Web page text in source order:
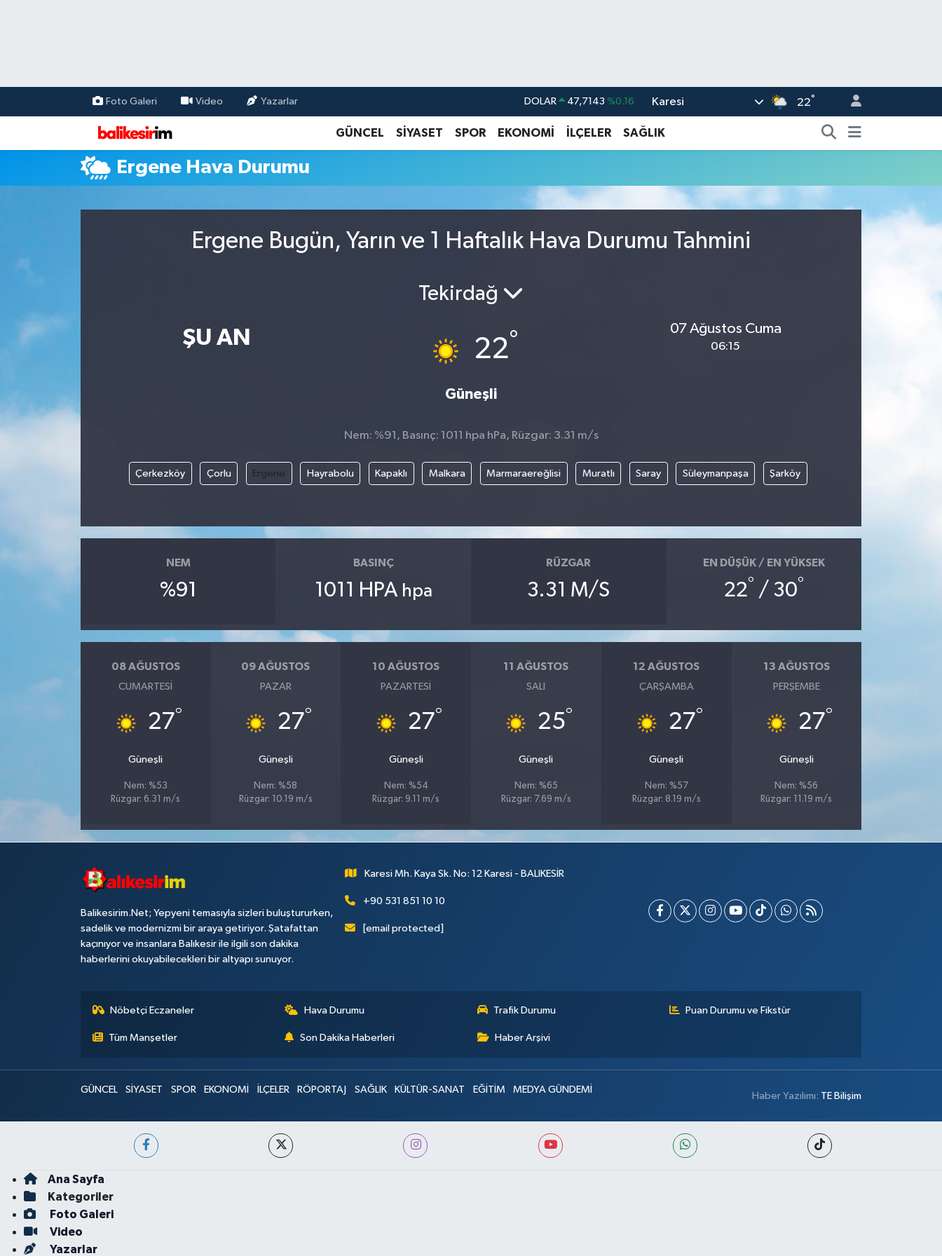
Foto Galeri Video Yazarlar DOLAR 47,7143 %0.16
EURO 55,0317 %-0.02
STERLİN 64,2463 %0.07
13.799
Karesi 22°
GÜNCEL SİYASET SPOR EKONOMİ İLÇELER SAĞLIK
Ergene Hava Durumu
Ergene Bugün, Yarın ve 1 Haftalık Hava Durumu Tahmini
ŞU AN
Tekirdağ
22°
Güneşli
07 Ağustos Cuma
06:15
Nem: %91, Basınç: 1011 hpa hPa, Rüzgar: 3.31 m/s
Çerkezköy Çorlu Ergene Hayrabolu Kapaklı Malkara Marmaraereğlisi Muratlı Saray Süleymanpaşa Şarköy
NEM
%91
BASINÇ
1011 HPA hpa
RÜZGAR
3.31 M/S
EN DÜŞÜK / EN YÜKSEK
22° / 30°
08 AĞUSTOS
CUMARTESI
27°
Güneşli
Nem: %53
Rüzgar: 6.31 m/s
09 AĞUSTOS
PAZAR
27°
Güneşli
Nem: %58
Rüzgar: 10.19 m/s
10 AĞUSTOS
PAZARTESI
27°
Güneşli
Nem: %54
Rüzgar: 9.11 m/s
11 AĞUSTOS
SALI
25°
Güneşli
Nem: %65
Rüzgar: 7.69 m/s
12 AĞUSTOS
ÇARŞAMBA
27°
Güneşli
Nem: %57
Rüzgar: 8.19 m/s
13 AĞUSTOS
PERŞEMBE
27°
Güneşli
Nem: %56
Rüzgar: 11.19 m/s
Balikesirim.Net; Yepyeni temasıyla sizleri buluştururken,
sadelik ve modernizmi bir araya getiriyor. Şatafattan
kaçınıyor ve insanlara Balıkesir ile ilgili son dakika
haberlerini okuyabilecekleri bir altyapı sunuyor.
Karesi Mh. Kaya Sk. No: 12 Karesi - BALIKESİR
+90 531 851 10 10
[email protected]
Nöbetçi Eczaneler Hava Durumu Trafik Durumu Puan Durumu ve Fikstür
Tüm Manşetler Son Dakika Haberleri Haber Arşivi
GÜNCEL SİYASET SPOR EKONOMİ İLÇELER RÖPORTAJ SAĞLIK KÜLTÜR-SANAT EĞİTİM MEDYA GÜNDEMİ
Haber Yazılımı: TE Bilişim
Ana Sayfa
Kategoriler
Foto Galeri
Video
Yazarlar